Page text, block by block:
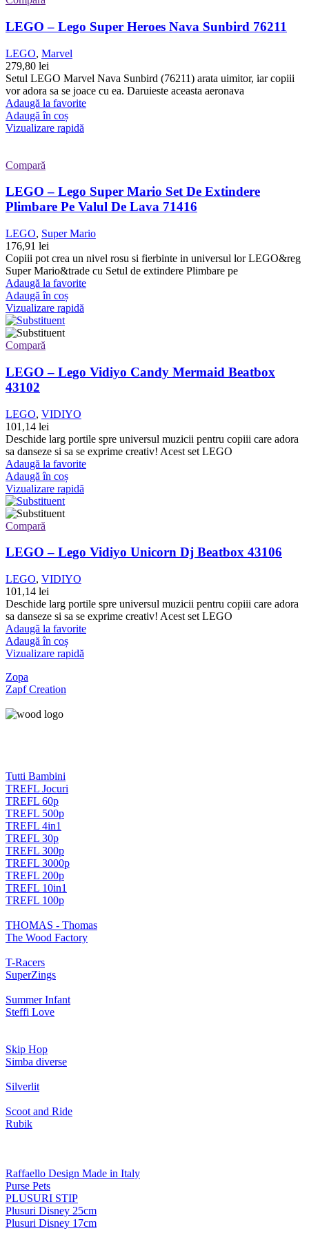
LEGO – Lego Super Heroes Nava Sunbird 76211
LEGO, Marvel
279,80 lei
Setul LEGO Marvel Nava Sunbird (76211) arata uimitor, iar copiii
vor adora sa se joace cu ea. Daruieste aceasta aeronava
Adaugă la favorite
Adaugă în coș
Vizualizare rapidă
Compară
LEGO – Lego Super Mario Set De Extindere
Plimbare Pe Valul De Lava 71416
LEGO, Super Mario
176,91 lei
Copiii pot crea un nivel rosu si fierbinte in universul lor LEGO&reg
Super Mario&trade cu Setul de extindere Plimbare pe
Adaugă la favorite
Adaugă în coș
Vizualizare rapidă
Compară
LEGO – Lego Vidiyo Candy Mermaid Beatbox
43102
LEGO, VIDIYO
101,14 lei
Deschide larg portile spre universul muzicii pentru copiii care adora
sa danseze si sa se exprime creativ! Acest set LEGO
Adaugă la favorite
Adaugă în coș
Vizualizare rapidă
Compară
LEGO – Lego Vidiyo Unicorn Dj Beatbox 43106
LEGO, VIDIYO
101,14 lei
Deschide larg portile spre universul muzicii pentru copiii care adora
sa danseze si sa se exprime creativ! Acest set LEGO
Adaugă la favorite
Adaugă în coș
Vizualizare rapidă
Zopa
Zapf Creation
Tutti Bambini
TREFL Jocuri
TREFL 60p
TREFL 500p
TREFL 4in1
TREFL 30p
TREFL 300p
TREFL 3000p
TREFL 200p
TREFL 10in1
TREFL 100p
THOMAS - Thomas
The Wood Factory
T-Racers
SuperZings
Summer Infant
Steffi Love
Skip Hop
Simba diverse
Silverlit
Scoot and Ride
Rubik
Raffaello Design Made in Italy
Purse Pets
PLUSURI STIP
Plusuri Disney 25cm
Plusuri Disney 17cm